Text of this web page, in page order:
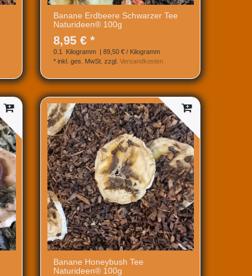
Banane Erdbeere Schwarzer Tee
Naturideen® 100g
8,95 € *
0.1 Kilogramm | 89,50 € / Kilogramm
* inkl. ges. MwSt. zzgl. Versandkosten
Banane Honeybush Tee
Naturideen® 100g